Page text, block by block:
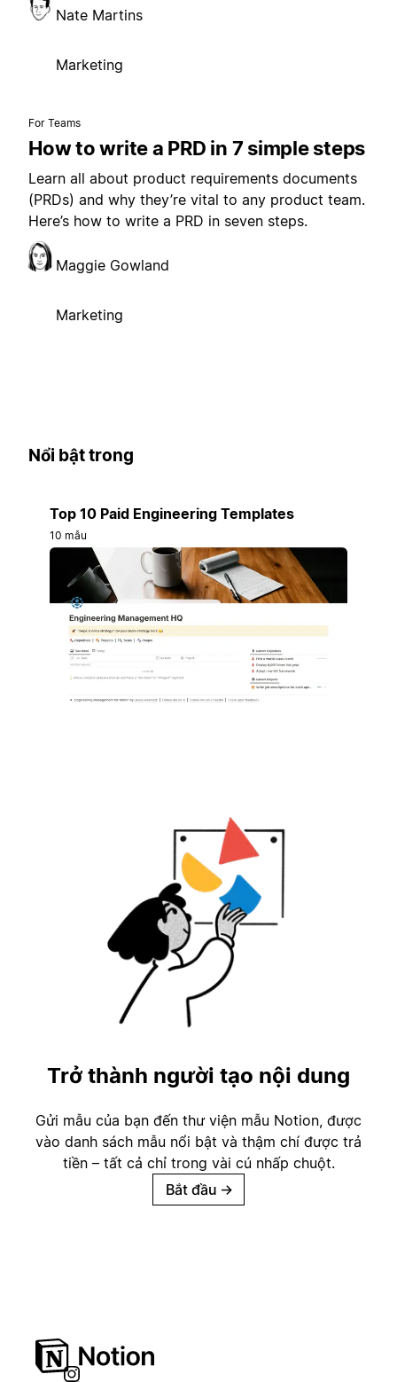
Nate Martins
Marketing
For Teams
How to write a PRD in 7 simple steps
Learn all about product requirements documents
(PRDs) and why they’re vital to any product team.
Here’s how to write a PRD in seven steps.
Maggie Gowland
Marketing
Nổi bật trong
Top 10 Paid Engineering Templates
10 mẫu
Trở thành người tạo nội dung
Gửi mẫu của bạn đến thư viện mẫu Notion, được
vào danh sách mẫu nổi bật và thậm chí được trả
tiền – tất cả chỉ trong vài cú nhấp chuột.
Bắt đầu →